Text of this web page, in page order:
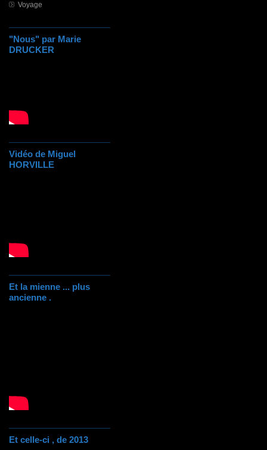
Voyage
"Nous" par Marie
DRUCKER
Vidéo de Miguel
HORVILLE
Et la mienne ... plus
ancienne .
Et celle-ci , de 2013